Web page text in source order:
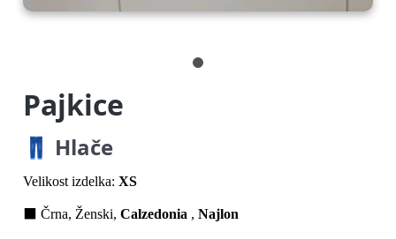
Pajkice
👖 Hlače
Velikost izdelka: XS
⬛ Črna, Ženski, Calzedonia , Najlon